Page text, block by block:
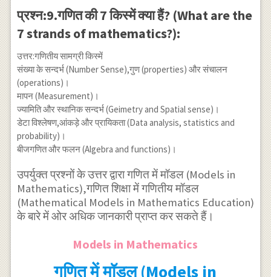
प्रश्न:9.गणित की 7 किस्में क्या हैं? (What are the
7 strands of mathematics?):
उत्तर:गणितीय सामग्री किस्में
संख्या के सन्दर्भ (Number Sense),गुण (properties) और संचालन
(operations)।
मापन (Measurement)।
ज्यामिति और स्थानिक सन्दर्भ (Geimetry and Spatial sense)।
डेटा विश्लेषण,आंकड़े और प्रायिकता (Data analysis, statistics and
probability)।
बीजगणित और फलन (Algebra and functions)।
उपर्युक्त प्रश्नों के उत्तर द्वारा गणित में मॉडल (Models in
Mathematics),गणित शिक्षा में गणितीय मॉडल
(Mathematical Models in Mathematics Education)
के बारे में ओर अधिक जानकारी प्राप्त कर सकते हैं।
Models in Mathematics
गणित में मॉडल (Models in